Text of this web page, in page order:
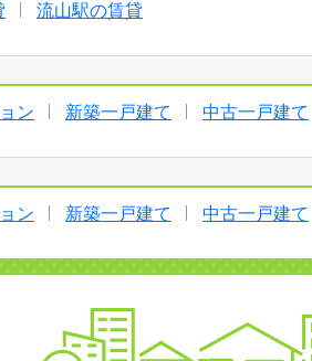
流山駅の賃貸
ン 新築一戸建て 中古一戸建て
ン 新築一戸建て 中古一戸建て